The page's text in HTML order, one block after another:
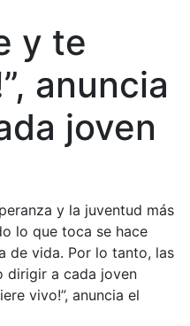
y te
anuncia
joven
y la juventud más
lo que toca se hace
de vida. Por lo tanto, las
dirigir a cada joven
vivo!”, anuncia el